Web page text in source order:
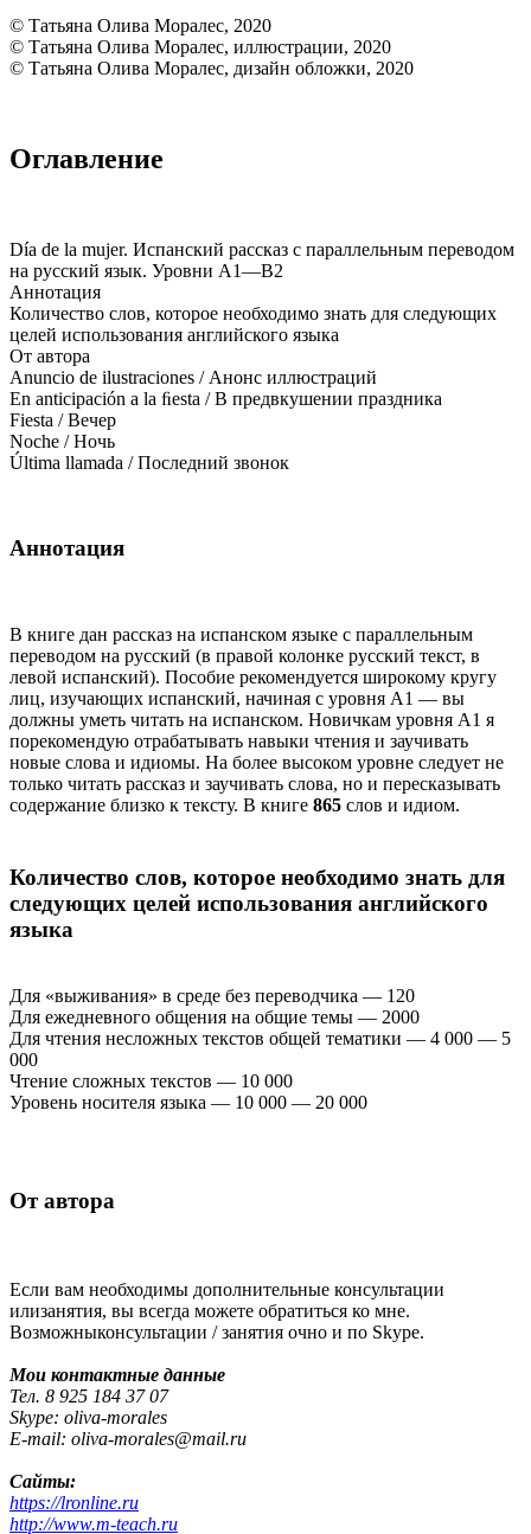
© Татьяна Олива Моралес, 2020
© Татьяна Олива Моралес, иллюстрации, 2020
© Татьяна Олива Моралес, дизайн обложки, 2020
Оглавление
Día de la mujer. Испанский рассказ с параллельным переводом
на русский язык. Уровни А1—В2
Аннотация
Количество слов, которое необходимо знать для следующих
целей использования английского языка
От автора
Anuncio de ilustraciones / Анонс иллюстраций
En anticipación a la ﬁesta / В предвкушении праздника
Fiesta / Вечер
Noche / Ночь
Última llamada / Последний звонок
Аннотация
В книге дан рассказ на испанском языке с параллельным
переводом на русский (в правой колонке русский текст, в
левой испанский). Пособие рекомендуется широкому кругу
лиц, изучающих испанский, начиная с уровня А1 — вы
должны уметь читать на испанском. Новичкам уровня А1 я
порекомендую отрабатывать навыки чтения и заучивать
новые слова и идиомы. На более высоком уровне следует не
только читать рассказ и заучивать слова, но и пересказывать
содержание близко к тексту. В книге 865 слов и идиом.
Количество слов, которое необходимо знать для
следующих целей использования английского
языка
Для «выживания» в среде без переводчика — 120
Для ежедневного общения на общие темы — 2000
Для чтения несложных текстов общей тематики — 4 000 — 5
000
Чтение сложных текстов — 10 000
Уровень носителя языка — 10 000 — 20 000
От автора
Если вам необходимы дополнительные консультации
илизанятия, вы всегда можете обратиться ко мне.
Возможныконсультации / занятия очно и по Skype.
Мои контактные данные
Тел. 8 925 184 37 07
Skype: oliva-morales
E-mail: oliva-morales@mail.ru
Сайты:
https://lronline.ru
http://www.m-teach.ru